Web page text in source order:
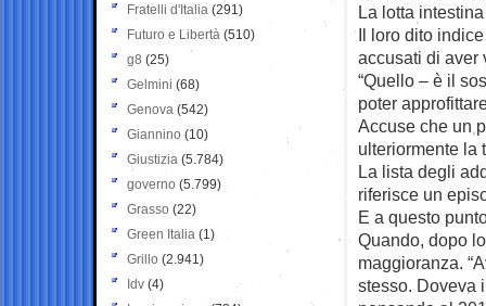
La lotta
Il loro dito
accusati di aver
“Quello – è il
poter
Accuse che un
ulteriormente la
La lista degli
riferisce un
E a questo
Quando, dopo
maggioranza.
stesso. Doveva
Fratelli d'Italia (291)
Futuro e Libertà (510)
g8 (25)
Gelmini (68)
Genova (542)
Giannino (10)
Giustizia (5.784)
governo (5.799)
Grasso (22)
Green Italia (1)
Grillo (2.941)
Idv (4)